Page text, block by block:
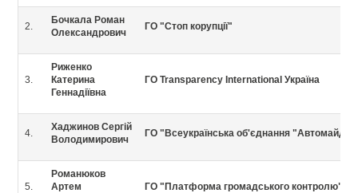
2.
Бочкала Роман
Олександрович
ГО "Стоп корупції"
3.
Риженко
Катерина
Геннадіївна
ГО Transparency International Україна
4.
Хаджинов Сергій
Володимирович
ГО "Всеукраїнська об'єднання
5.
Романюков
Артем
ГО "Платформа громадського контролю"